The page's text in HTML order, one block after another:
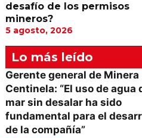
desafío de los permisos
mineros?
5 agosto, 2026
Lo más leído
Gerente general de Minera
Centinela: “El uso de agua
mar sin desalar ha sido
fundamental para el
de la compañía”